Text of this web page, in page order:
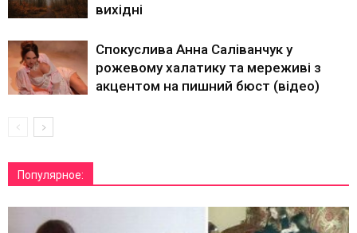
вихідні
Спокуслива Анна Саліванчук у
рожевому халатику та мереживі з
акцентом на пишний бюст (відео)
Популярное: